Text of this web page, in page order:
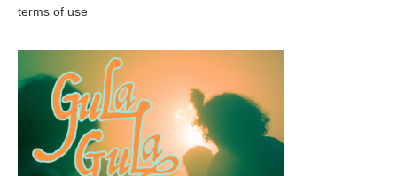
terms of use